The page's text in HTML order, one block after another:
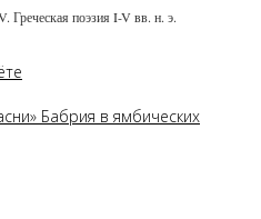
Греческая поэзия I-V вв. н. э.
Бабрия в ямбических